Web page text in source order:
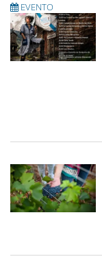
EVENTO